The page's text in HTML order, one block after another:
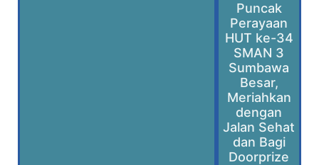
Puncak
Perayaan
HUT ke-34
SMAN 3
Sumbawa
Besar,
Meriahkan
dengan
Jalan Sehat
dan Bagi
Doorprize